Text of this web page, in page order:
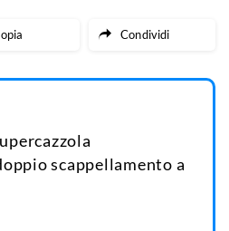
Condividi
scappellamento a